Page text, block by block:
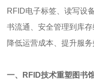
RFID电子标签、读写设
书流通、安全管理到库
降低运营成本、提升服务
一、RFID技术重塑图书